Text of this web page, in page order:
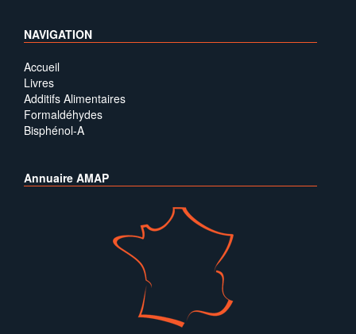
NAVIGATION
Accueil
Livres
Additifs Alimentaires
Formaldéhydes
Bisphénol-A
Annuaire AMAP